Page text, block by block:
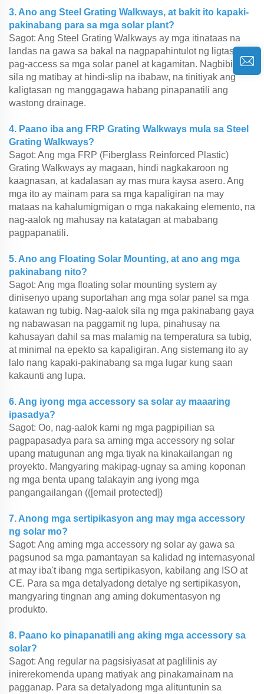
3. Ano ang Steel Grating Walkways, at bakit ito kapaki-
pakinabang para sa mga solar plant?
Sagot: Ang Steel Grating Walkways ay mga itinataas na
landas na gawa sa bakal na nagpapahintulot ng ligtas na
pag-access sa mga solar panel at kagamitan. Nagbibigay
sila ng matibay at hindi-slip na ibabaw, na tinitiyak ang
kaligtasan ng manggagawa habang pinapanatili ang
wastong drainage.
4. Paano iba ang FRP Grating Walkways mula sa Steel
Grating Walkways?
Sagot: Ang mga FRP (Fiberglass Reinforced Plastic)
Grating Walkways ay magaan, hindi nagkakaroon ng
kaagnasan, at kadalasan ay mas mura kaysa asero. Ang
mga ito ay mainam para sa mga kapaligiran na may
mataas na kahalumigmigan o mga nakakaing elemento, na
nag-aalok ng mahusay na katatagan at mababang
pagpapanatili.
5. Ano ang Floating Solar Mounting, at ano ang mga
pakinabang nito?
Sagot: Ang mga floating solar mounting system ay
dinisenyo upang suportahan ang mga solar panel sa mga
katawan ng tubig. Nag-aalok sila ng mga pakinabang gaya
ng nabawasan na paggamit ng lupa, pinahusay na
kahusayan dahil sa mas malamig na temperatura sa tubig,
at minimal na epekto sa kapaligiran. Ang sistemang ito ay
lalo nang kapaki-pakinabang sa mga lugar kung saan
kakaunti ang lupa.
6. Ang iyong mga accessory sa solar ay maaaring
ipasadya?
Sagot: Oo, nag-aalok kami ng mga pagpipilian sa
pagpapasadya para sa aming mga accessory ng solar
upang matugunan ang mga tiyak na kinakailangan ng
proyekto. Mangyaring makipag-ugnay sa aming koponan
ng mga benta upang talakayin ang iyong mga
pangangailangan (([email protected])
7. Anong mga sertipikasyon ang may mga accessory
ng solar mo?
Sagot: Ang aming mga accessory ng solar ay gawa sa
pagsunod sa mga pamantayan sa kalidad ng internasyonal
at may iba't ibang mga sertipikasyon, kabilang ang ISO at
CE. Para sa mga detalyadong detalye ng sertipikasyon,
mangyaring tingnan ang aming dokumentasyon ng
produkto.
8. Paano ko pinapanatili ang aking mga accessory sa
solar?
Sagot: Ang regular na pagsisiyasat at paglilinis ay
inirerekomenda upang matiyak ang pinakamainam na
pagganap. Para sa detalyadong mga alituntunin sa